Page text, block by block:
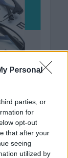
Personal
parties, or
for
opt-out
that after your
seeing
utilized by